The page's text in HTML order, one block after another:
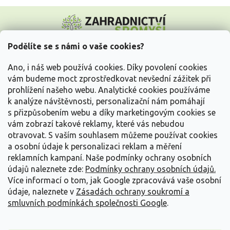
Podělíte se s námi o vaše cookies?
Ano, i náš web používá cookies. Díky povolení cookies
vám budeme moct zprostředkovat nevšední zážitek při
prohlížení našeho webu. Analytické cookies používáme
k analýze návštěvnosti, personalizační nám pomáhají
s přizpůsobením webu a díky marketingovým cookies se
vám zobrazí takové reklamy, které vás nebudou
otravovat. S vaším souhlasem můžeme používat cookies
a osobní údaje k personalizaci reklam a měření
reklamních kampaní. Naše podmínky ochrany osobních
údajů naleznete zde: Podmínky ochrany osobních údajů.
Více informací o tom, jak Google zpracovává vaše osobní
údaje, naleznete v Zásadách ochrany soukromí a
smluvních podmínkách společnosti Google.
p
Vše o nákupu
Informace pro Vás
Kontakujte nás